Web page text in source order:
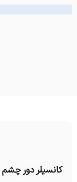
کانسیلر دور چشم SPF25 پرایم